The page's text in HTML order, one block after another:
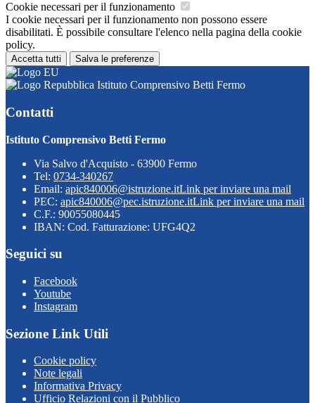
Cookie necessari per il funzionamento
I cookie necessari per il funzionamento non possono essere
disabilitati. È possibile consultare l'elenco nella pagina della cookie
policy.
Accetta tutti Salva le preferenze
Istituto Comprensivo Betti Fermo
Contatti
Istituto Comprensivo Betti Fermo
Via Salvo d'Acquisto - 63900 Fermo
Tel: 0734-340267
Email: apic840006@istruzione.itLink per inviare una mail
PEC: apic840006@pec.istruzione.itLink per inviare una mail
C.F.: 90055080445
IBAN: Cod. Fatturazione: UFG4Q2
Seguici su
Facebook
Youtube
Instagram
Sezione Link Utili
Cookie policy
Note legali
Informativa Privacy
Ufficio Relazioni con il Pubblico